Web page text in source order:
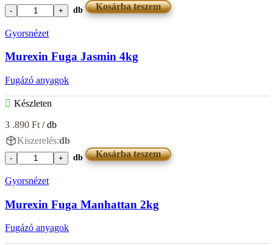
Murexin
Hellbraun
mennyiség
db Kosárba teszem
Gyorsnézet
Murexin Fuga Jasmin 4kg
Fugázó anyagok
Készleten
3 .890 Ft / db
Kiszerelés:db
Murexin
Jasmin
mennyiség
db Kosárba teszem
Gyorsnézet
Murexin Fuga Manhattan 2kg
Fugázó anyagok